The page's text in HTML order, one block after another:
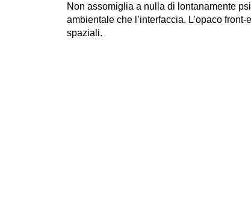
Non assomiglia a nulla di lontanamente
ambientale che l’interfaccia. L’opaco
spaziali.